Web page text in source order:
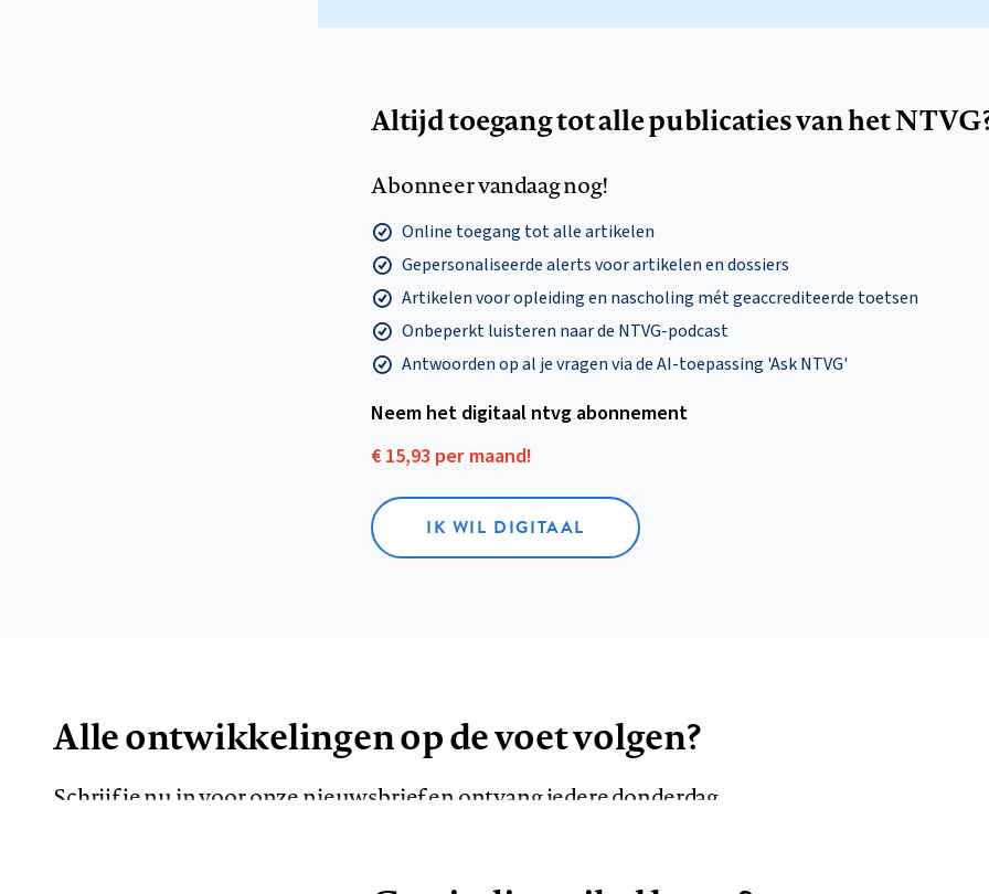
Altijd toegang tot alle publicaties van het
Abonneer vandaag nog!
Online toegang tot alle artikelen
Gepersonaliseerde alerts voor artikelen en dossiers
Artikelen voor opleiding en nascholing mét geaccrediteerde toetsen
Onbeperkt luisteren naar de NTVG-podcast
Antwoorden op al je vragen via de AI-toepassing 'Ask NTVG'
Neem het digitaal ntvg abonnement
€ 15,93 per maand!
IK WIL DIGITAAL
Alle ontwikkelingen op de voet volgen?
Schrijf je nu in voor onze nieuwsbrief en ontvang iedere donderdag